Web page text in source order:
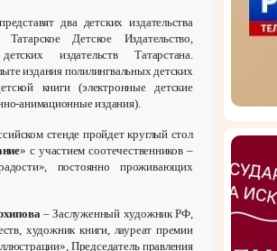
два детских издательства
Детское Издательство,
издательств Татарстана.
издания полилингвальных детских
книги (электронные детские
анимационные издания).
стенде пройдет круглый стол
» с участием соотечественников –
постоянно проживающих
– Заслуженный художник РФ,
художник книги, лауреат премии
Председатель правления